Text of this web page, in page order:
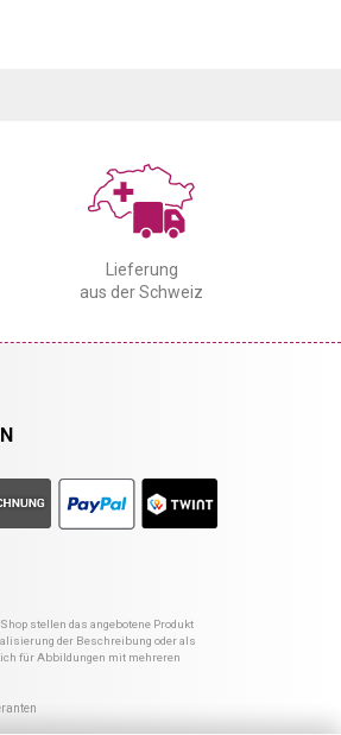
Lieferung
aus der Schweiz
stellen das angebotene Produkt
der Beschreibung oder als
für Abbildungen mit mehreren